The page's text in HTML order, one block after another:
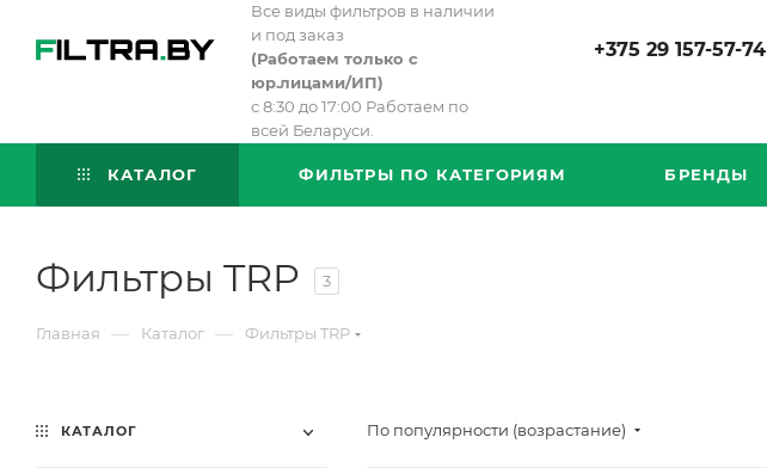
Все виды фильтров в наличии
и под заказ
(Работаем только с
юр.лицами/ИП)
с 8:30 до 17:00 Работаем по
всей Беларуси.
+375 29 157-57-74
КАТАЛОГ ФИЛЬТРЫ ПО КАТЕГОРИЯМ БРЕНДЫ
Фильтры TRP 3
Главная — Каталог — Фильтры TRP
По популярности (возрастание)
КАТАЛОГ